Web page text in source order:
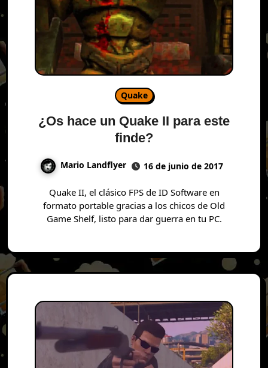
Quake
¿Os hace un Quake II para este
finde?
Mario Landflyer 16 de junio de 2017
Quake II, el clásico FPS de ID Software en
formato portable gracias a los chicos de Old
Game Shelf, listo para dar guerra en tu PC.